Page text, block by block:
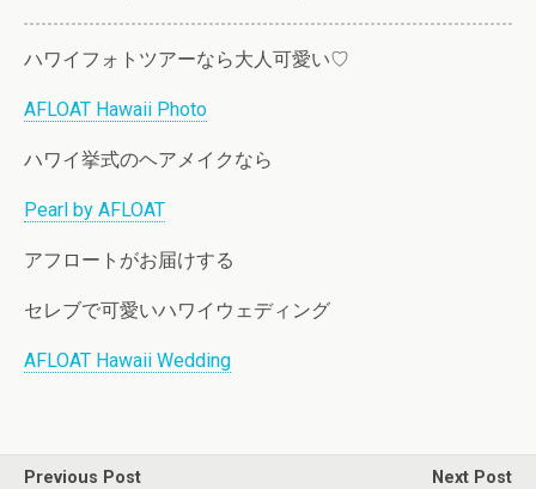
ハワイフォトツアーなら大人可愛い♡
AFLOAT Hawaii Photo
ハワイ挙式のヘアメイクなら
Pearl by AFLOAT
アフロートがお届けする
セレブで可愛いハワイウェディング
AFLOAT Hawaii Wedding
Previous Post
Next Post